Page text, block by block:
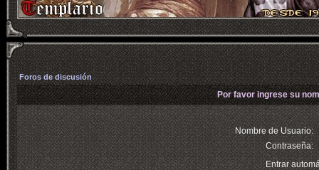
Foros de discusión
Por favor ingrese su
Nombre de Usuario:
Contraseña:
Entrar